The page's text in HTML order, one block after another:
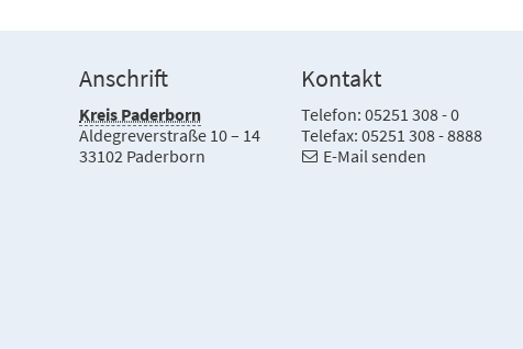
Anschrift
Kreis Paderborn
Aldegreverstraße 10 – 14
33102 Paderborn
Kontakt
Telefon: 05251 308 - 0
Telefax: 05251 308 - 8888
E-Mail senden